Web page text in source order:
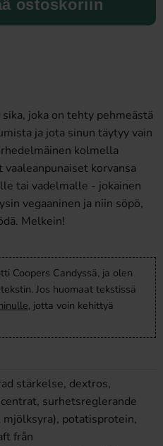
ostoskoriin
joka on tehty pehmeästä
ja jota sinun täytyy vain
kolmella
korvansa
tai vadelmalle - jokainen
vegaaninen ja niin söpö,
Melkein!
Coopers Candyssä, ja olen
Jos huomaat tekstissä
, jotta voin kehittyä
stärkelse, dextros,
surhetsreglerande
potatisprotein,
från